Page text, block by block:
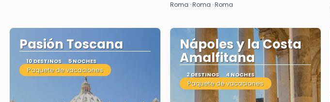
Roma · Roma · Roma
Pasión Toscana
10 DESTINOS 5 NOCHES
Paquete de vacaciones
Nápoles y la Costa
Amalfitana
2 DESTINOS 4 NOCHES
Paquete de vacaciones